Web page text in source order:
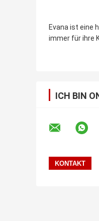
Evana ist eine
immer für ihre
ICH BIN